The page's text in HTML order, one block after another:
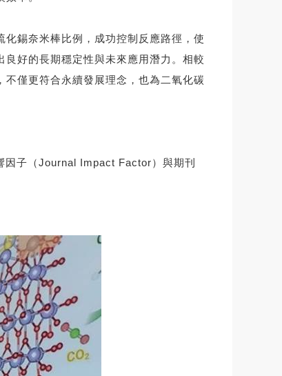
錫奈米棒比例，成功控制反應路徑，使
好的長期穩定性與未來應用潛力。相較
僅更符合永續發展理念，也為二氧化碳
因子（Journal Impact Factor）與期刊